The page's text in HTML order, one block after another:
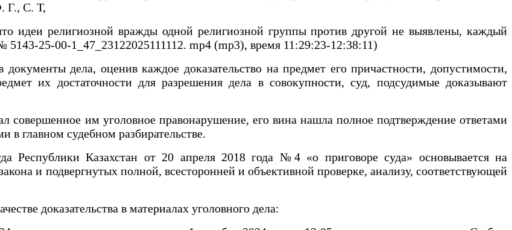
Г., С. Т,
идеи религиозной вражды одной религиозной группы против другой не выявлены, каждый
5143-25-00-1_47_23122025111112. mp4 (mp3), время 11:29:23-12:38:11)
дела, оценив каждое доказательство на предмет его причастности, допустимости,
их достаточности для разрешения дела в совокупности, суд, подсудимые доказывают
совершенное им уголовное правонарушение, его вина нашла полное подтверждение ответами
в главном судебном разбирательстве.
Казахстан от 20 апреля 2018 года №4 «о приговоре суда» основывается на
и подвергнутых полной, всесторонней и объективной проверке, анализу, соответствующей
доказательства в материалах уголовного дела: